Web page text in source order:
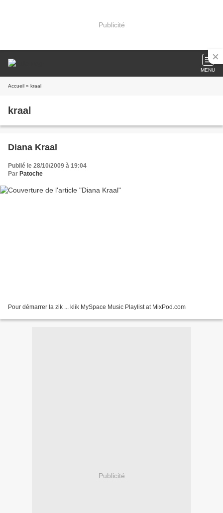
Publicité
MENU
Accueil » kraal
kraal
Diana Kraal
Publié le 28/10/2009 à 19:04
Par Patoche
Pour démarrer la zik ... klik MySpace Music Playlist at MixPod.com
Publicité